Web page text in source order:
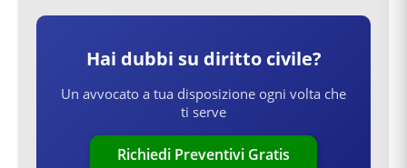
Hai dubbi su diritto civile?
Un avvocato a tua disposizione ogni volta che
ti serve
Richiedi Preventivi Gratis